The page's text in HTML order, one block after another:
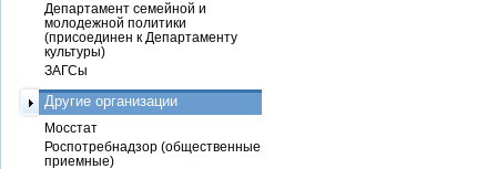
Департамент семейной и
молодежной политики
(присоединен к Департаменту
культуры)
ЗАГСы
Другие организации
Мосстат
Роспотребнадзор (общественные
приемные)